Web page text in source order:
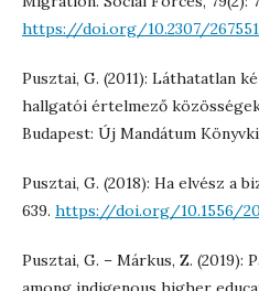
https://doi.org/10.2307/
Pusztai, G. (2011): Láthatatlan
hallgatói értelmező
Budapest: Új Mandátum
Pusztai, G. (2018): Ha elvész a
639. https://doi.org/10.1556/
Pusztai, G. – Márkus, Z. (2019):